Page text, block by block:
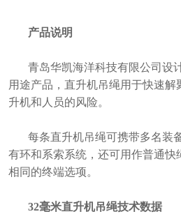
产品说明
青岛华凯海洋科技有限公司设
用途产品，直升机吊绳用于快速解
升机和人员的风险。
每条直升机吊绳可携带多名装
有环和系索系统，还可用作普通快
相同的终端选项。
32毫米直升机吊绳技术数据